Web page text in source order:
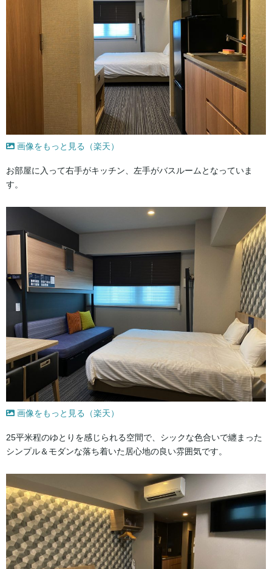
画像をもっと見る（楽天）
お部屋に入って右手がキッチン、左手がバスルームとなっていま
す。
画像をもっと見る（楽天）
25平米程のゆとりを感じられる空間で、シックな色合いで纏まった
シンプル＆モダンな落ち着いた居心地の良い雰囲気です。